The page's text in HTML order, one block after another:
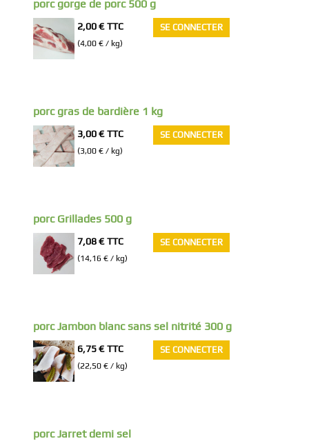
porc gorge de porc 500 g
2,00 € TTC
(4,00 € / kg)
SE CONNECTER
porc gras de bardière 1 kg
3,00 € TTC
(3,00 € / kg)
SE CONNECTER
porc Grillades 500 g
7,08 € TTC
(14,16 € / kg)
SE CONNECTER
porc Jambon blanc sans sel nitrité 300 g
6,75 € TTC
(22,50 € / kg)
SE CONNECTER
porc Jarret demi sel